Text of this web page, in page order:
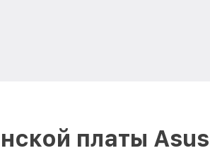
платы Asus